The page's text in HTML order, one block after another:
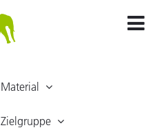
Material
Zielgruppe